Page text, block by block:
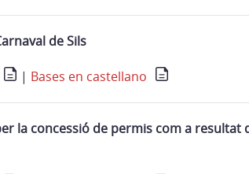
de Sils
| Bases en castellano
la concessió de permis com a